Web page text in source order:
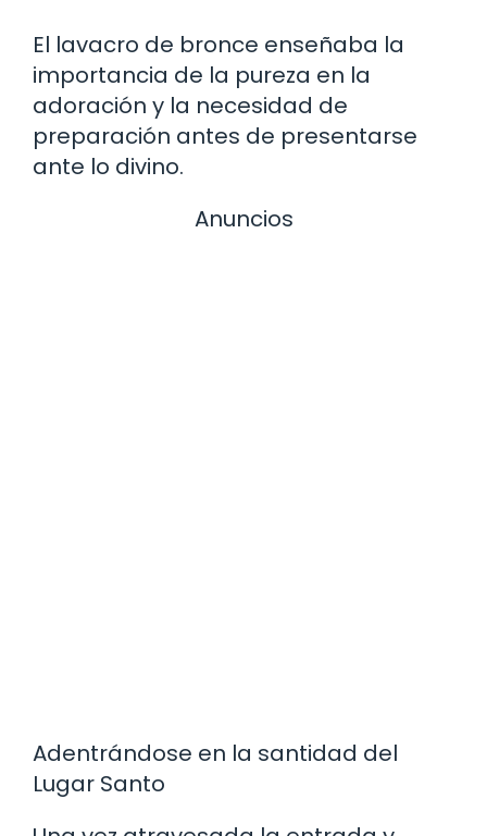
El lavacro de bronce enseñaba la
importancia de la pureza en la
adoración y la necesidad de
preparación antes de presentarse
ante lo divino.
Anuncios
Adentrándose en la santidad del
Lugar Santo